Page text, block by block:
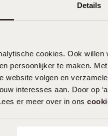
Details
cookies. Ook
persoonlijker te maken.
website volgen en
interesses aan. Door op
er meer over in ons